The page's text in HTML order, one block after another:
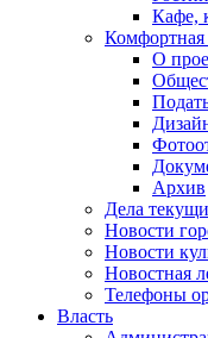
Кафе,
Комфортная
О
Архив
Дела
Новости
Новости
Новостная
Телефоны
Власть